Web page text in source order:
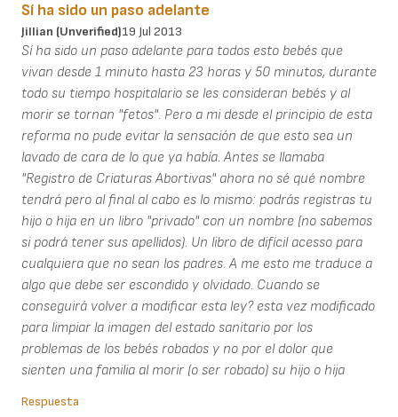
Sí ha sido un paso adelante
Jillian (unverified)19 Jul 2013
Sí ha sido un paso adelante para todos esto bebés que
vivan desde 1 minuto hasta 23 horas y 50 minutos, durante
todo su tiempo hospitalario se les consideran bebés y al
morir se tornan "fetos". Pero a mi desde el principio de esta
reforma no pude evitar la sensación de que esto sea un
lavado de cara de lo que ya había. Antes se llamaba
"Registro de Criaturas Abortivas" ahora no sé qué nombre
tendrá pero al final al cabo es lo mismo: podrás registras tu
hijo o hija en un libro "privado" con un nombre (no sabemos
si podrá tener sus apellidos). Un libro de difícil acesso para
cualquiera que no sean los padres. A me esto me traduce a
algo que debe ser escondido y olvidado. Cuando se
conseguirá volver a modificar esta ley? esta vez modificado
para limpiar la imagen del estado sanitario por los
problemas de los bebés robados y no por el dolor que
sienten una familia al morir (o ser robado) su hijo o hija
Respuesta